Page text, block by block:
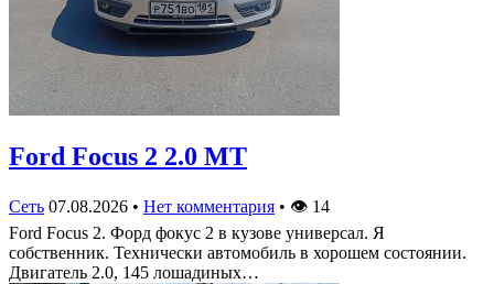
Ford Focus 2 2.0 MT
Сеть 07.08.2026 • Нет комментария • 👁 14
Ford Focus 2. Форд фокус 2 в кузове универсал. Я
собственник. Технически автомобиль в хорошем состоянии.
Двигатель 2.0, 145 лошадиных…